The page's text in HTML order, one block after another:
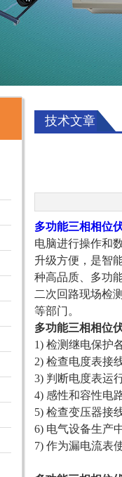
技术文章
多功能三相相位
电脑进行操作和
升级方便，是智
种高品质、多功
二次回路现场检
等部门。
多功能三相相位
1) 检测继电保护
2) 检查电度表接
3) 判断电度表运
4) 感性和容性电
5) 检查变压器接
6) 电气设备生产
7) 作为漏电流表